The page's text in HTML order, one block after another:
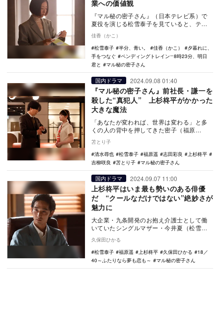
業への価値観
『マル秘の密子さん』（日本テレビ系）で
夏役を演じる松雪泰子を見ていると、ティ
ファニーの展示会「エキシビジョン『ティ
ファニー ワン…
佳香（かこ）
松雪泰子
半分、青い。 佳香（かこ）
夕暮れに、
手をつなぐ
ペンディングトレイン―8時23分、明日
君と
マル秘の密子さん
国内ドラマ 2024.09.08 01:40
『マル秘の密子さん』前社長・謙一を
殺した“真犯人” 上杉柊平がかかった
大きな魔法
「あなたが変われば、世界は変わる」と多
くの人の背中を押してきた密子（福原
自分や夢がある人に…
苫とり子
清水尋也
松雪泰子 福原遥 志田彩良
上杉柊平
吉柳咲良
苫とり子 マル秘の密子さん
国内ドラマ 2024.09.07 11:00
上杉柊平はいま最も勢いのある俳優
だ “クールなだけではない”絶妙さが
魅力に
大企業・九条開発のお抱え介護士として働
いていたシングルマザー・今井夏（松雪泰
大それたゴール…
久保田ひかる
松雪泰子
福原遥 上杉柊平 久保田ひかる
18／
40～ふたりなら夢も恋も～
マル秘の密子さん